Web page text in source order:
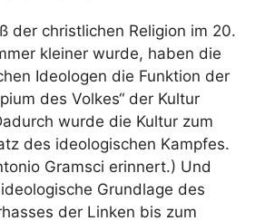
der christlichen Religion im 20.
kleiner wurde, haben die
Ideologen die Funktion der
des Volkes“ der Kultur
wurde die Kultur zum
des ideologischen Kampfes.
Gramsci erinnert.) Und
Grundlage des
der Linken bis zum